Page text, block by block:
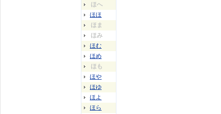
ほへ
ほほ
ほま
ほみ
ほむ
ほめ
ほも
ほや
ほゆ
ほよ
ほら